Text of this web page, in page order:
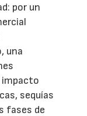
por un
una
sequías
fases de